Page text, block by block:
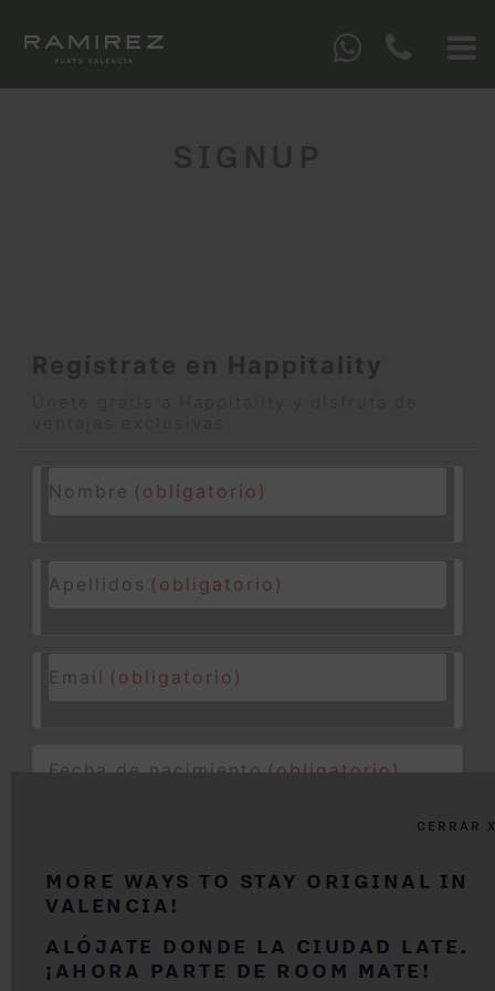
Nombre (obligatorio)
Apellidos (obligatorio)
Email (obligatorio)
Fecha de nacimiento (obligatorio)
Contraseña
CERRAR
MORE WAYS TO STAY ORIGINAL IN
VALENCIA!
ALÓJATE DONDE LA CIUDAD LATE.
¡AHORA PARTE DE ROOM MATE!